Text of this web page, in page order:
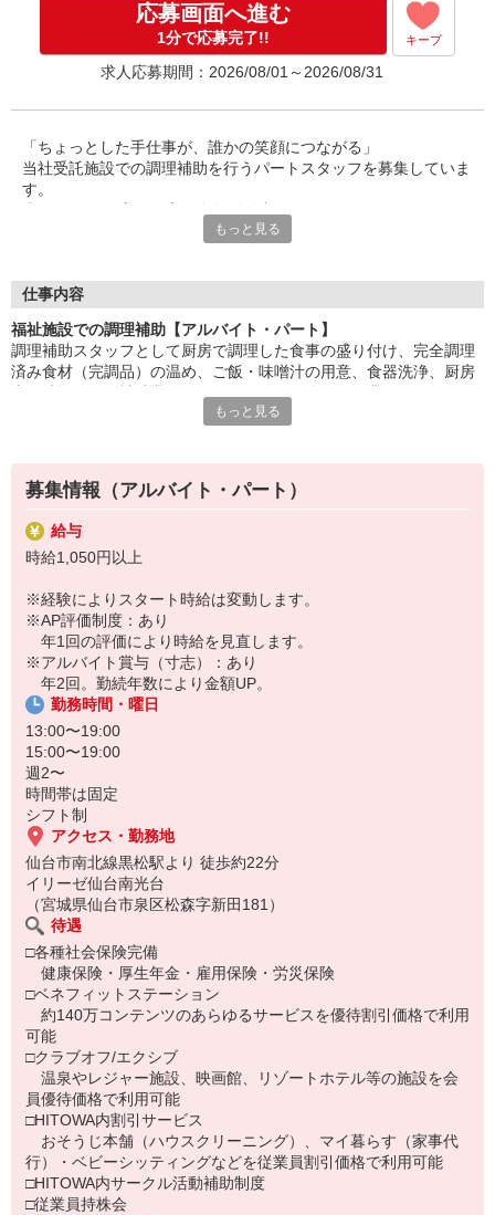
年2回。勤続年数により金額UP。
応募画面へ進む
1分で応募完了!! キープ
求人応募期間：2026/08/01～2026/08/31
「ちょっとした手仕事が、誰かの笑顔につながる」
当社受託施設での調理補助を行うパートスタッフを募集していま
す。
ご家庭での経験を活かして、社会とつながりながら、無理なく働
盛付け・配膳・洗浄など、調理師のサポートが中心。
「ありがとう」の言葉が、毎日の励みに。誰かの暮らしを支え
る、
給食運営を行う業界大手。
地域に根ざしたサービスを展開し、安心・安全な食事づくりを支
えています。
もっと見る
仕事内容
福祉施設での調理補助【アルバイト・パート】
調理補助スタッフとして厨房で調理した食事の盛り付け、完全調理
済み食材（完調品）の温め、ご飯・味噌汁の用意、食器洗浄、厨房
は必要ありません。お仕事復帰の方や未経験スタートの方大歓迎で
もっと見る
募集情報（アルバイト・パート）
給与
時給1,050円以上
※経験によりスタート時給は変動します。
※AP評価制度：あり
年1回の評価により時給を見直します。
※アルバイト賞与（寸志）：あり
年2回。勤続年数により金額UP。
勤務時間・曜日
13:00〜19:00
15:00〜19:00
週2〜
時間帯は固定
シフト制
アクセス・勤務地
仙台市南北線黒松駅より 徒歩約22分
イリーゼ仙台南光台
（宮城県仙台市泉区松森字新田181）
待遇
□各種社会保険完備
健康保険・厚生年金・雇用保険・労災保険
□ベネフィットステーション
約140万コンテンツのあらゆるサービスを優待割引価格で利用
可能
□クラブオフ/エクシブ
温泉やレジャー施設、映画館、リゾートホテル等の施設を会
員優待価格で利用可能
□HITOWA内割引サービス
おそうじ本舗（ハウスクリーニング）、マイ暮らす（家事代
行）・ベビーシッティングなどを従業員割引価格で利用可能
□HITOWA内サークル活動補助制度
□従業員持株会